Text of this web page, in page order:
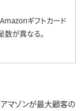
ギフトカード
が異なる。
マゾンが最大顧客の